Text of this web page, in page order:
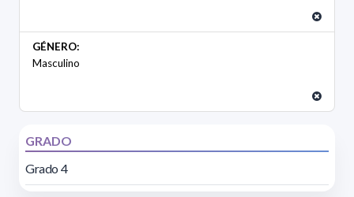
GÉNERO:
Masculino
GRADO
Grado 4